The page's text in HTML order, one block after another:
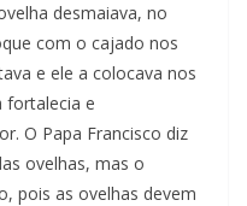
desmaiava, no
com o cajado nos
e ele a colocava nos
fortalecia e
O Papa Francisco diz
ovelhas, mas o
pois as ovelhas devem